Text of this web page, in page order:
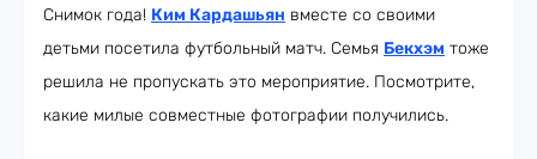
Снимок года! Ким Кардашьян вместе со своими
детьми посетила футбольный матч. Семья Бекхэм тоже
решила не пропускать это мероприятие. Посмотрите,
какие милые совместные фотографии получились.